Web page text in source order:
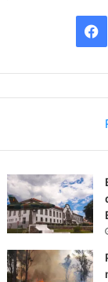
c
e
b
o
o
k